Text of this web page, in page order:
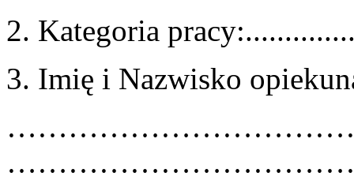
2. Kategoria
3. Imię i Nazwisko